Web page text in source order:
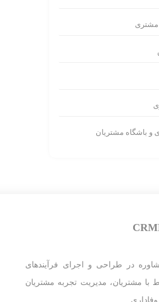
مشتری
و باشگاه مشتریان
در طراحی و اجرای فرآیندهای
با مشتریان، مدیریت تجربه مشتریان